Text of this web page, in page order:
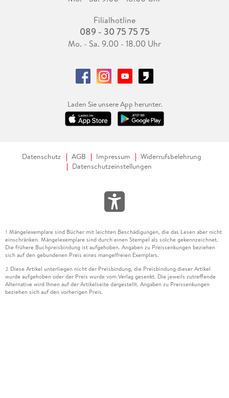
Filialhotline
089 - 30 75 75 75
Mo. - Sa. 9.00 - 18.00 Uhr
Laden Sie unsere App herunter.
Datenschutz AGB Impressum
Widerrufsbelehrung
Datenschutzeinstellungen
1 Mängelexemplare sind Bücher mit leichten Beschädigungen, die das Lesen aber nicht
einschränken. Mängelexemplare sind durch einen Stempel als solche gekennzeichnet.
Die frühere Buchpreisbindung ist aufgehoben. Angaben zu Preissenkungen beziehen
sich auf den gebundenen Preis eines mangelfreien Exemplars.
2 Diese Artikel unterliegen nicht der Preisbindung, die Preisbindung dieser Artikel
wurde aufgehoben oder der Preis wurde vom Verlag gesenkt. Die jeweils zutreffende
Alternative wird Ihnen auf der Artikelseite dargestellt. Angaben zu Preissenkungen
beziehen sich auf den vorherigen Preis.